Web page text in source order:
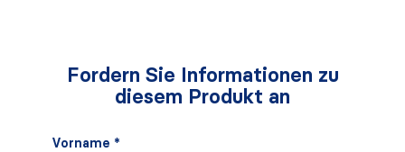
Fordern Sie Informationen zu
diesem Produkt an
Vorname *